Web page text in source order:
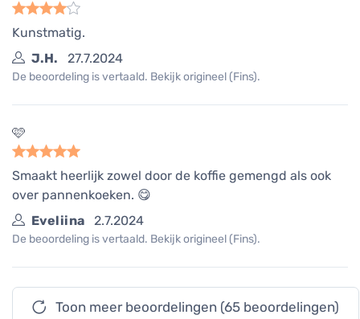
Kunstmatig.
J.H.
27.7.2024
De beoordeling is vertaald. Bekijk origineel (Fins).
🩷
Smaakt heerlijk zowel door de koffie gemengd als ook
over pannenkoeken. 😋
Eveliina
2.7.2024
De beoordeling is vertaald. Bekijk origineel (Fins).
Toon meer beoordelingen (65 beoordelingen)